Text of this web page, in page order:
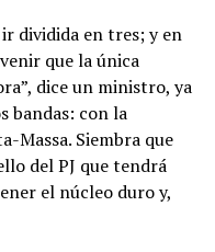
dividida en tres; y en
que la única
dice un ministro, ya
bandas: con la
Massa. Siembra que
del PJ que tendrá
el núcleo duro y,